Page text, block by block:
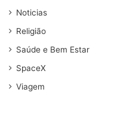
Noticias
Religião
Saúde e Bem Estar
SpaceX
Viagem